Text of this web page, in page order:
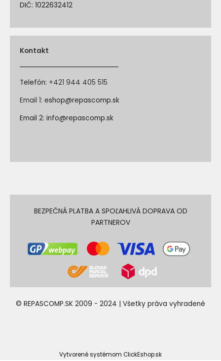
DIČ: 1022632412
Kontakt
Telefón: +421 944 405 515
Email 1: eshop@repascomp.sk
Email 2: info@repascomp.sk
BEZPEČNÁ PLATBA A SPOĽAHLIVÁ DOPRAVA OD
PARTNEROV
© REPASCOMP.SK 2009 - 2024 | Všetky práva vyhradené
Vytvorené systémom ClickEshop.sk